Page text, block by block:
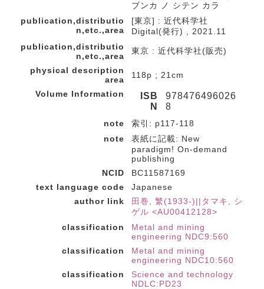
ブンカ ノ シテン カラ
publication,distributio
n,etc.,area
[東京] : 近代科学社
Digital(発行) , 2021.11
publication,distributio
n,etc.,area
東京 : 近代科学社(販売)
physical description
area
118p ; 21cm
Volume Information
ISB
N
978476496026
8
note
索引: p117-118
note
表紙に記載: New
paradigm! On-demand
publishing
NCID
BC11587169
text language code
Japanese
author link
田巻, 繁(1933-)||タマキ, シ
ゲル <AU00412128>
classification
Metal and mining
engineering NDC9:560
classification
Metal and mining
engineering NDC10:560
classification
Science and technology
NDLC:PD23